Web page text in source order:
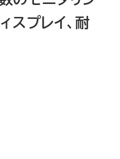
スプレイ、耐